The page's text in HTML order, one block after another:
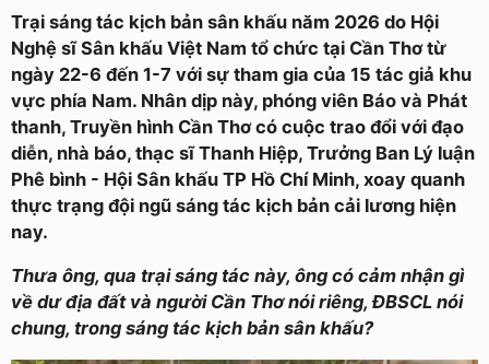
Trại sáng tác kịch bản sân khấu năm 2026 do Hội
Nghệ sĩ Sân khấu Việt Nam tổ chức tại Cần Thơ từ
ngày 22-6 đến 1-7 với sự tham gia của 15 tác giả khu
vực phía Nam. Nhân dịp này, phóng viên Báo và Phát
thanh, Truyền hình Cần Thơ có cuộc trao đổi với đạo
diễn, nhà báo, thạc sĩ Thanh Hiệp, Trưởng Ban Lý luận
Phê bình - Hội Sân khấu TP Hồ Chí Minh, xoay quanh
thực trạng đội ngũ sáng tác kịch bản cải lương hiện
nay.
Thưa ông, qua trại sáng tác này, ông có cảm nhận gì
về dư địa đất và người Cần Thơ nói riêng, ĐBSCL nói
chung, trong sáng tác kịch bản sân khấu?